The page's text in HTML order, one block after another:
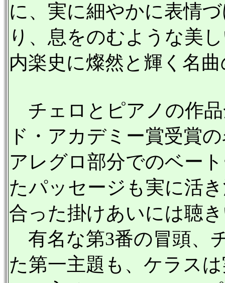
に、実に細やかに表情
り、息をのむような美
内楽史に燦然と輝く名
チェロとピアノの作品
ド・アカデミー賞受賞
アレグロ部分でのベー
たパッセージも実に活
合った掛けあいには聴
有名な第3番の冒頭、
た第一主題も、ケラス